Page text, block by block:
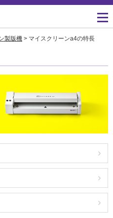
お役立ち記事
素材ダウンロード
ダウンロード
る
理想科学のものづくり
数字でわかる理想科学
マネジメント
事業拠点一覧
製版機 > マイスクリーンa4の特長